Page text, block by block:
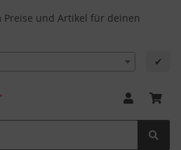
und Artikel für deinen
✔